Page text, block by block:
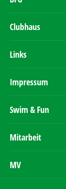
Clubhaus
Links
Impressum
Swim & Fun
Mitarbeit
MV